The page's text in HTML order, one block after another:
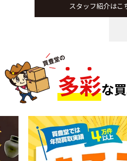
スタッフ紹介はこ
多彩な